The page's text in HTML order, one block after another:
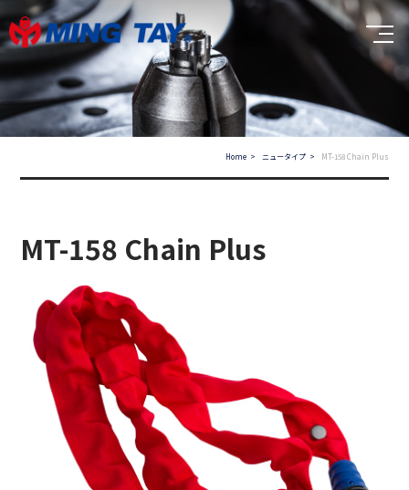
Home ニュータイプ MT-158 Chain Plus
MT-158 Chain Plus